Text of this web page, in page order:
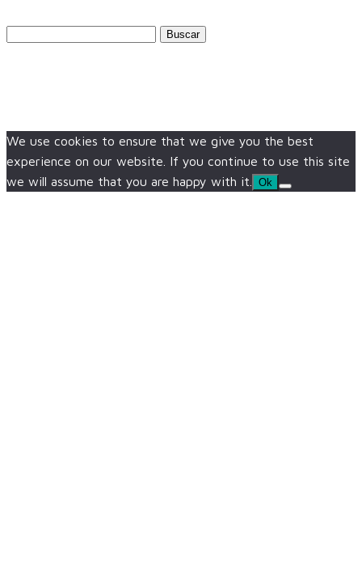
We use cookies to ensure that we give you the best
experience on our website. If you continue to use this site
we will assume that you are happy with it.
Ok